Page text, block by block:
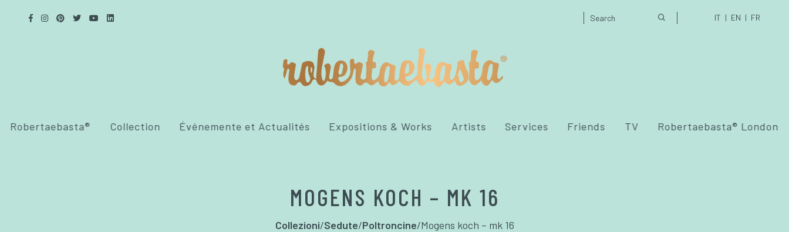
IT EN FR
Robertaebasta® Collection Événemente et Actualités Expositions & Works Artists Services Friends TV Robertaebasta® London
MOGENS KOCH – MK 16
Collezioni/Sedute/Poltroncine/Mogens koch – mk 16